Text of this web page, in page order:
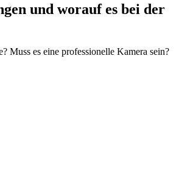
und worauf es bei der
Muss es eine professionelle Kamera sein?